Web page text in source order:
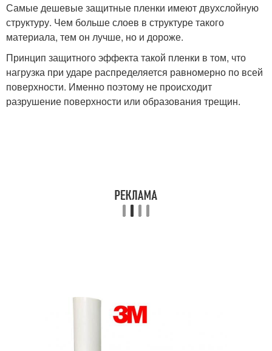
Самые дешевые защитные пленки имеют двухслойную
структуру. Чем больше слоев в структуре такого
материала, тем он лучше, но и дороже.
Принцип защитного эффекта такой пленки в том, что
нагрузка при ударе распределяется равномерно по всей
поверхности. Именно поэтому не происходит
разрушение поверхности или образования трещин.